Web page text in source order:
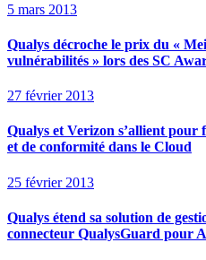
5 mars 2013
Qualys décroche le prix du «
vulnérabilités » lors des SC
27 février 2013
Qualys et Verizon s’allient pour
et de conformité dans le Cloud
25 février 2013
Qualys étend sa solution de
connecteur QualysGuard pour